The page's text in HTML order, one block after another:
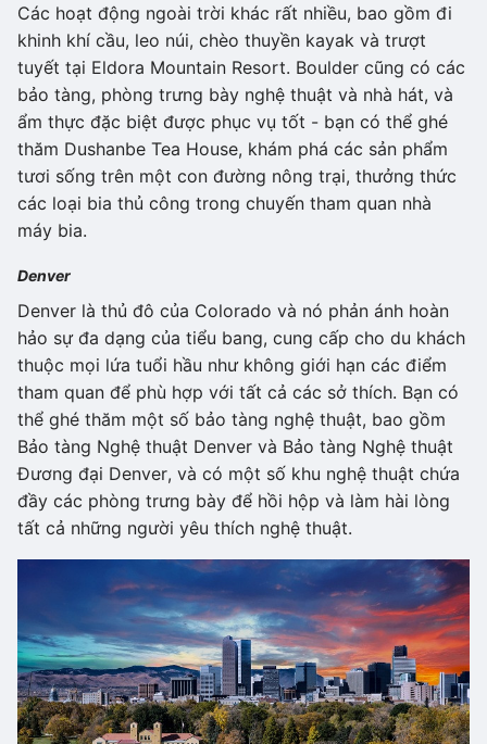
Các hoạt động ngoài trời khác rất nhiều, bao gồm đi
khinh khí cầu, leo núi, chèo thuyền kayak và trượt
tuyết tại Eldora Mountain Resort. Boulder cũng có các
bảo tàng, phòng trưng bày nghệ thuật và nhà hát, và
ẩm thực đặc biệt được phục vụ tốt - bạn có thể ghé
thăm Dushanbe Tea House, khám phá các sản phẩm
tươi sống trên một con đường nông trại, thưởng thức
các loại bia thủ công trong chuyến tham quan nhà
máy bia.
Denver
Denver là thủ đô của Colorado và nó phản ánh hoàn
hảo sự đa dạng của tiểu bang, cung cấp cho du khách
thuộc mọi lứa tuổi hầu như không giới hạn các điểm
tham quan để phù hợp với tất cả các sở thích. Bạn có
thể ghé thăm một số bảo tàng nghệ thuật, bao gồm
Bảo tàng Nghệ thuật Denver và Bảo tàng Nghệ thuật
Đương đại Denver, và có một số khu nghệ thuật chứa
đầy các phòng trưng bày để hồi hộp và làm hài lòng
tất cả những người yêu thích nghệ thuật.